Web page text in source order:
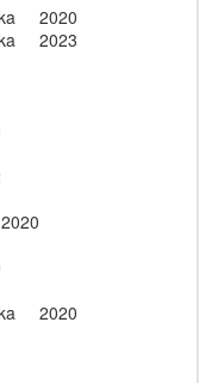
2020
2023
2020
2020